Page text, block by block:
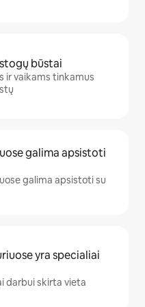
būstai
ir vaikams tinkamus
galima apsistoti
galima apsistoti su
yra specialiai
darbui skirta vieta